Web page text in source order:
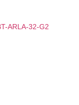
ARLA-32-G2